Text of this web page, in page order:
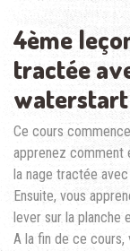
4ème
tractée
waterstart
Ce cours
apprenez comment
la nage tractée
Ensuite, vous
lever sur la
A la fin de ce